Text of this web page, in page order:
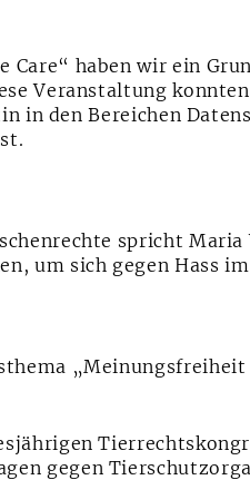
Care“ haben wir ein
Veranstaltung
in den Bereichen
spricht Maria
um sich gegen Hass
„Meinungsfreiheit
gegen